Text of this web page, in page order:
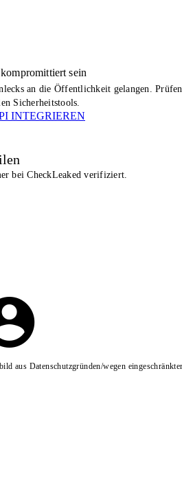
sein
an die Öffentlichkeit gelangen.
Sicherheitstools.
INTEGRIEREN
bei CheckLeaked verifiziert.
aus Datenschutzgründen/wegen